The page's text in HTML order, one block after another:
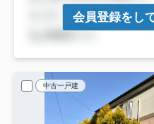
会員登録をし
中古一戸建